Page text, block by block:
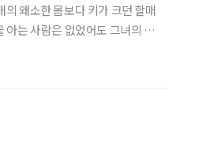
아는 사람은 없었어도 그녀의 곱